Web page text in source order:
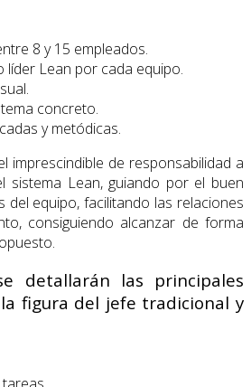
8 y 15 empleados.
líder Lean por cada equipo.
concreto.
y metódicas.
imprescindible de responsabilidad a
sistema Lean, guiando por el buen
del equipo, facilitando las relaciones
consiguiendo alcanzar de forma
detallarán las principales
figura del jefe tradicional y